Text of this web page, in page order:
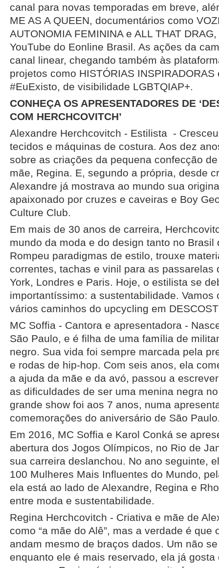
canal para novas temporadas em breve,
ME AS A QUEEN, documentários como
AUTONOMIA FEMININA e ALL THAT
YouTube do Eonline Brasil. As ações da
canal linear, chegando também às
projetos como HISTÓRIAS
#EuExisto, de visibilidade LGBTQIAP+.
CONHEÇA OS APRESENTADORES DE
COM HERCHCOVITCH’
Alexandre Herchcovitch - Estilista -
tecidos e máquinas de costura. Aos dez
sobre as criações da pequena confecção
mãe, Regina. E, segundo a própria, desde
Alexandre já mostrava ao mundo sua
apaixonado por cruzes e caveiras e Boy
Culture Club.
Em mais de 30 anos de carreira,
mundo da moda e do design tanto no Brasil
Rompeu paradigmas de estilo, trouxe
correntes, tachas e vinil para as passarelas
York, Londres e Paris. Hoje, o estilista se
importantíssimo: a sustentabilidade. Vamos
vários caminhos do upcycling em
MC Soffia - Cantora e apresentadora -
São Paulo, e é filha de uma família de
negro. Sua vida foi sempre marcada pela
e rodas de hip-hop. Com seis anos, ela
a ajuda da mãe e da avó, passou a
as dificuldades de ser uma menina negra
grande show foi aos 7 anos, numa
comemorações do aniversário de São
Em 2016, MC Soffia e Karol Conká se
abertura dos Jogos Olímpicos, no Rio de
sua carreira deslanchou. No ano seguinte,
100 Mulheres Mais Influentes do Mundo,
ela está ao lado de Alexandre, Regina e
entre moda e sustentabilidade.
Regina Herchcovitch - Criativa e mãe de
como “a mãe do Alê”, mas a verdade é que
andam mesmo de braços dados. Um não
enquanto ele é mais reservado, ela já gosta